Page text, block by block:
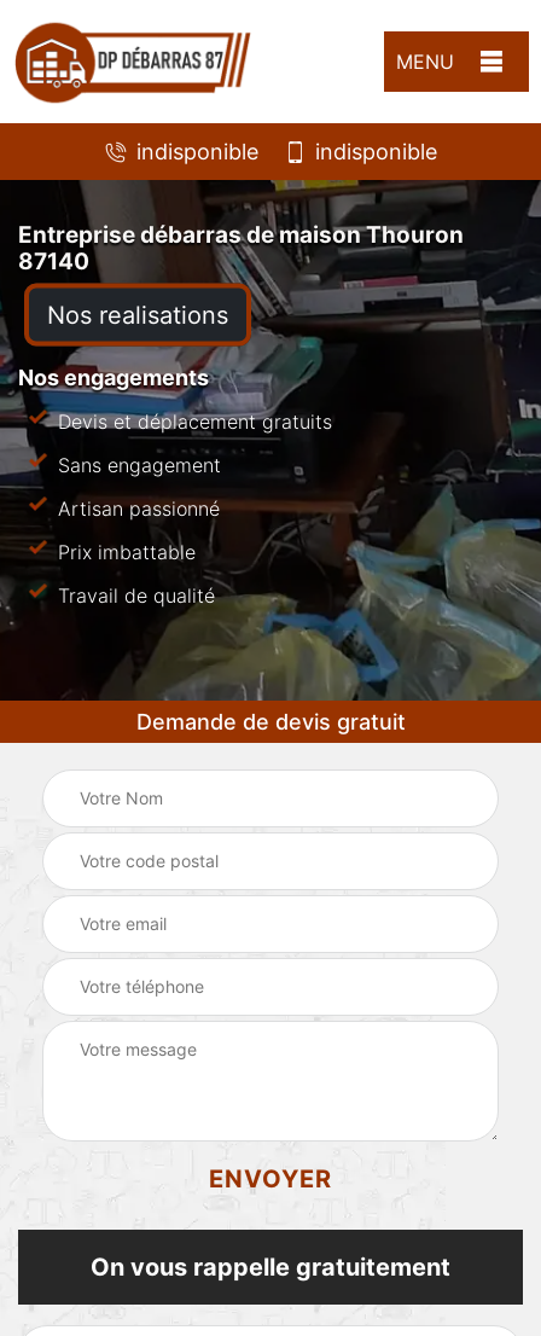
MENU
indisponible indisponible
Entreprise débarras de maison Thouron
87140
Nos realisations
Nos engagements
Devis et déplacement gratuits
Sans engagement
Artisan passionné
Prix imbattable
Travail de qualité
Demande de devis gratuit
On vous rappelle gratuitement